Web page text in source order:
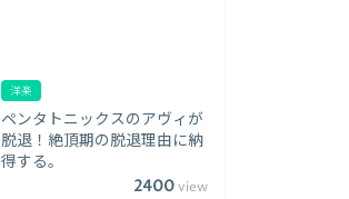
洋楽
ペンタトニックスのアヴィが
脱退！絶頂期の脱退理由に納
得する。
2400view